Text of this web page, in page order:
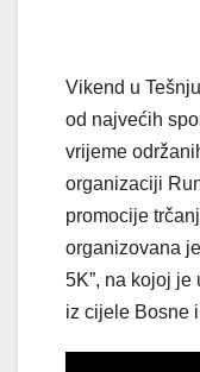
Vikend u
od najvećih
vrijeme
organizaciji
promocije
organizovana
5K”, na kojoj je
iz cijele Bosne